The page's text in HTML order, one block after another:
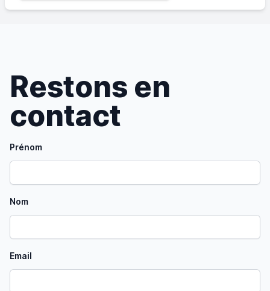
Restons en
contact
Prénom
Nom
Email